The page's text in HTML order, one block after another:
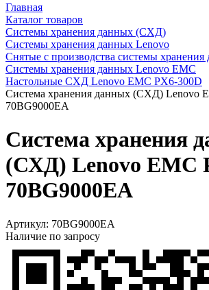
Главная
Каталог товаров
Системы хранения данных (СХД)
Системы хранения данных Lenovo
Снятые с производства системы
Системы хранения данных Lenovo EMC
Настольные СХД Lenovo EMC PX6-300D
Система хранения данных (СХД) Lenovo
70BG9000EA
Система хранения
(СХД) Lenovo EMC
70BG9000EA
Артикул: 70BG9000EA
Наличие по запросу